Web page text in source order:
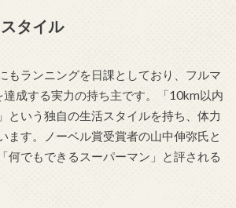
タイル
もランニングを日課としており、フルマ
成する実力の持ち主です。「10km以内
という独自の生活スタイルを持ち、体力
ます。ノーベル賞受賞者の山中伸弥氏と
何でもできるスーパーマン」と評される